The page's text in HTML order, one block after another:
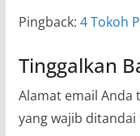
Pingback: 4 Tokoh
Tinggalkan
Alamat email Anda
yang wajib ditandai